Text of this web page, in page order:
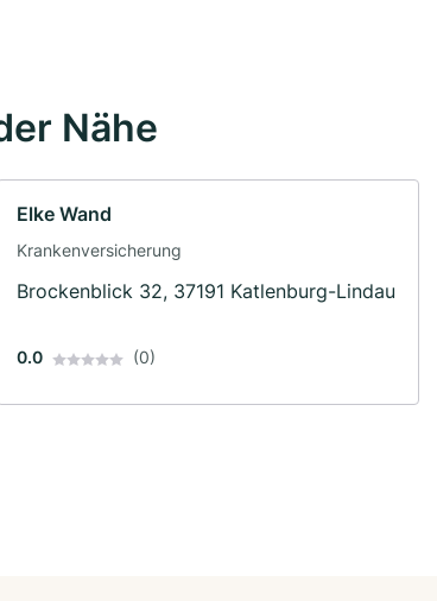
Nähe
Elke Wand
Krankenversicherung
Brockenblick 32, 37191 Katlenburg-Lindau
0.0 (0)